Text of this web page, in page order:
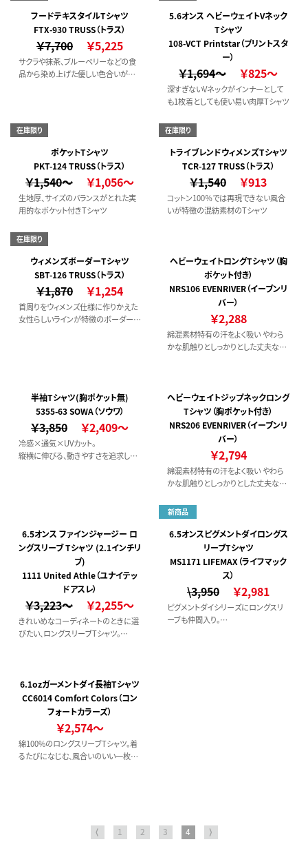
フードテキスタイルTシャツ
FTX-930 TRUSS（トラス）
￥7,700 ￥5,225
サクラや抹茶、ブルーベリーなどの食
品から染め上げた優しい色合いが特
5.6オンス ヘビーウェイトVネック
Tシャツ
108-VCT Printstar（プリントスタ
ー）
￥1,694～ ￥825～
深すぎないVネックがインナーとして
も1枚着としても使い易い肉厚Tシャツ
在庫限り
ポケットTシャツ
PKT-124 TRUSS（トラス）
￥1,540～ ￥1,056～
生地厚、サイズのバランスがとれた実
用的なポケット付きTシャツ
在庫限り
トライブレンドウィメンズTシャツ
TCR-127 TRUSS（トラス）
￥1,540 ￥913
コットン100％では再現できない風合
いが特徴の混紡素材のTシャツ
在庫限り
ウィメンズボーダーTシャツ
SBT-126 TRUSS（トラス）
￥1,870 ￥1,254
首周りをウィメンズ仕様に作りかえた
女性らしいラインが特徴のボーダーT
ヘビーウェイトロングTシャツ（胸
ポケット付き）
NRS106 EVENRIVER（イーブンリ
バー）
￥2,288
綿混素材特有の汗をよく吸い やわら
かな肌触りとしっかりとした丈夫な素
半袖Tシャツ(胸ポケット無)
5355-63 SOWA（ソウワ）
￥3,850 ￥2,409～
冷感×通気×UVカット。
縦横に伸びる、動きやすさを追求した
テープ付き
男女問わず着用できる幅広いサイズ
展開・レディースサイズ対応商品
ヘビーウェイトジップネックロング
Tシャツ（胸ポケット付き）
NRS206 EVENRIVER（イーブンリ
バー）
￥2,794
綿混素材特有の汗をよく吸い やわら
かな肌触りとしっかりとした丈夫な素
ツです。
6.5オンス ファインジャージー ロ
ングスリーブ Tシャツ (2.1インチリ
ブ)
1111 United Athle（ユナイテッ
ドアスレ）
￥3,223～ ￥2,255～
きれいめなコーディネートのときに選
びたい、ロングスリーブTシャツ。
サイジングは袖まわりをゆったりさせ、
身丈と身幅を絶妙なバランスになるよ
う調整しているので、一枚でもスタイリ
ングの主役に。
首まわりのステッチはオーバーロック
のみのミニマル仕様、袖リブは2.1イン
チのしっかり長めの設計で、今の気分
新商品
6.5オンスピグメントダイロングス
リーブTシャツ
MS1171 LIFEMAX（ライフマック
ス）
\3,950 ￥2,981
ピグメントダイシリーズにロングスリ
ーブも仲間入り。
6.1ozガーメントダイ長袖Tシャツ
CC6014 Comfort Colors（コン
フォートカラーズ）
￥2,574～
綿100%のロングスリーブTシャツ。着
るたびになじむ、風合いのいい一枚。
⟨ 1 2 3 4 ⟩